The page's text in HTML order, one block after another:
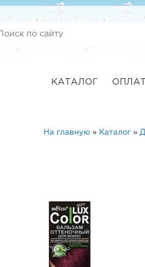
КАТАЛОГ
На главную » Каталог »